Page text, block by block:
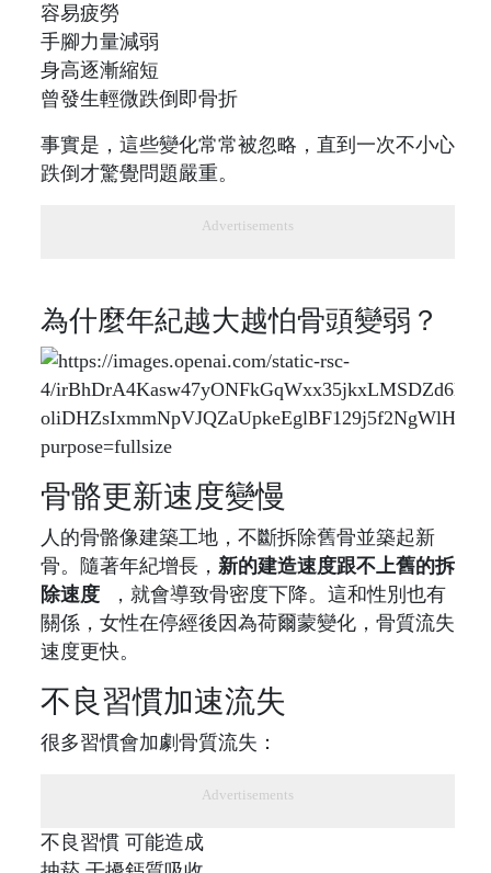
容易疲勞
手腳力量減弱
身高逐漸縮短
曾發生輕微跌倒即骨折
事實是，這些變化常常被忽略，直到一次不小心
跌倒才驚覺問題嚴重。
Advertisements
為什麼年紀越大越怕骨頭變弱？
骨骼更新速度變慢
人的骨骼像建築工地，不斷拆除舊骨並築起新
骨。隨著年紀增長， 新的建造速度跟不上舊的拆
除速度 ，就會導致骨密度下降。這和性別也有
關係，女性在停經後因為荷爾蒙變化，骨質流失
速度更快。
不良習慣加速流失
很多習慣會加劇骨質流失：
Advertisements
不良習慣 可能造成